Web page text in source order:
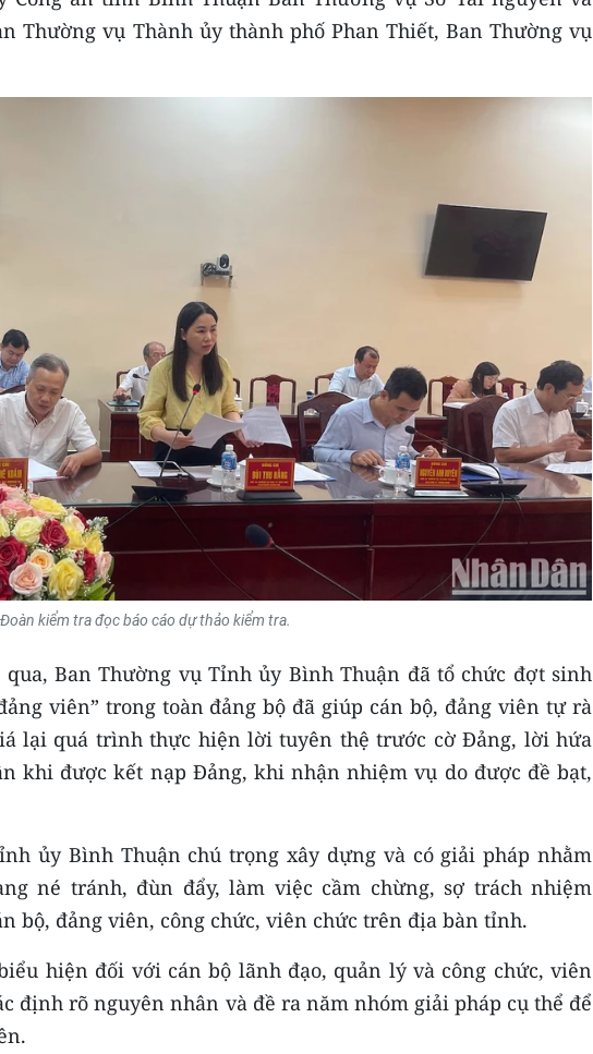
Thường vụ Thành ủy thành phố Phan Thiết, Ban Thường vụ
Đoàn kiểm tra đọc báo cáo dự thảo kiểm tra.
Ban Thường vụ Tỉnh ủy Bình Thuận đã tổ chức đợt sinh
viên” trong toàn đảng bộ đã giúp cán bộ, đảng viên tự rà
lại quá trình thực hiện lời tuyên thệ trước cờ Đảng, lời hứa
khi được kết nạp Đảng, khi nhận nhiệm vụ do được đề bạt,
ủy Bình Thuận chú trọng xây dựng và có giải pháp nhằm
né tránh, đùn đẩy, làm việc cầm chừng, sợ trách nhiệm
bộ, đảng viên, công chức, viên chức trên địa bàn tỉnh.
hiện đối với cán bộ lãnh đạo, quản lý và công chức, viên
định rõ nguyên nhân và đề ra năm nhóm giải pháp cụ thể để